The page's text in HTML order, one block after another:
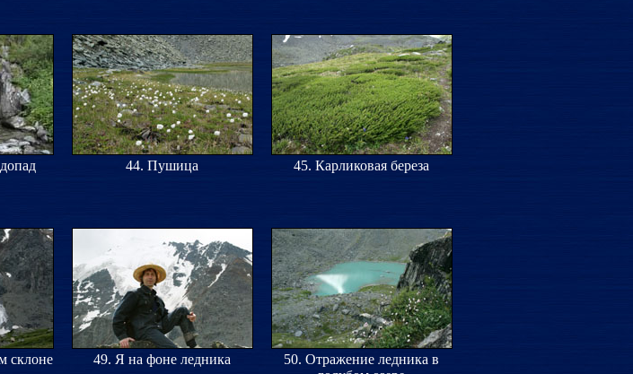
44. Пушица 45. Карликовая береза
склоне 49. Я на фоне ледника
50. Отражение ледника в